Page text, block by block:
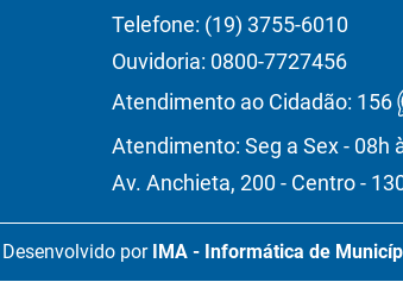
Telefone: (19) 3755-6010
Ouvidoria: 0800-7727456
Atendimento ao Cidadão: 156
Atendimento: Seg a Sex - 08h
Av. Anchieta, 200 - Centro -
Desenvolvido por IMA - Informática de